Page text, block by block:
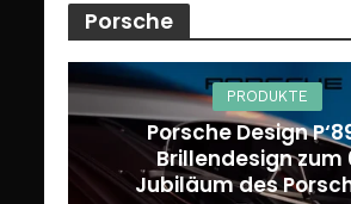
Porsche
PRODUKTE
Porsche Design
Brillendesign zum
Jubiläum des